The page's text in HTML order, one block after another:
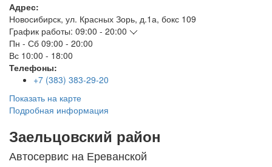
Адрес:
Новосибирск, ул. Красных Зорь, д.1а, бокс 109
График работы: 09:00 - 20:00
Пн - Сб 09:00 - 20:00
Вс 10:00 - 18:00
Телефоны:
+7 (383) 383-29-20
Показать на карте
Подробная информация
Заельцовский район
Автосервис на Ереванской